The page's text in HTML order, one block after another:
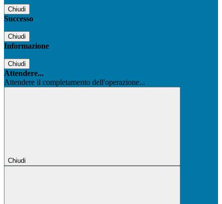
Chiudi
Successo
Chiudi
Informazione
Chiudi
Attendere...
Attendere il completamento dell'operazione...
Chiudi